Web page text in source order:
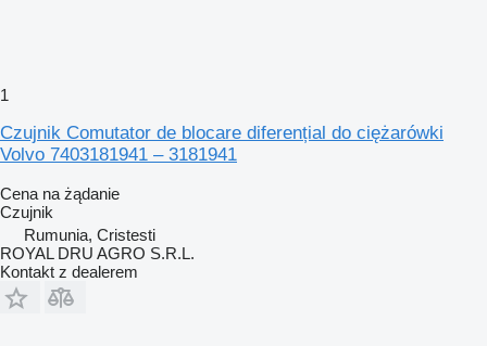
1
Czujnik Comutator de blocare diferențial do ciężarówki
Volvo 7403181941 – 3181941
Cena na żądanie
Czujnik
Rumunia, Cristesti
ROYAL DRU AGRO S.R.L.
Kontakt z dealerem